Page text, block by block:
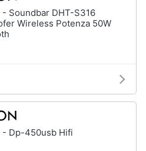
- Soundbar DHT-S316
Wireless Potenza 50W
- Dp-450usb Hifi